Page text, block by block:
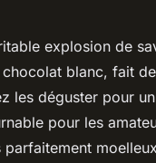
explosion de
blanc, fait
les déguster pour
pour les